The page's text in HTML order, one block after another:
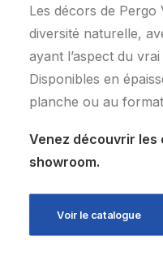
Les décors de Pergo
diversité naturelle,
ayant l’aspect du
Disponibles en
planche ou au
Venez découvrir
showroom.
Voir le catalogue